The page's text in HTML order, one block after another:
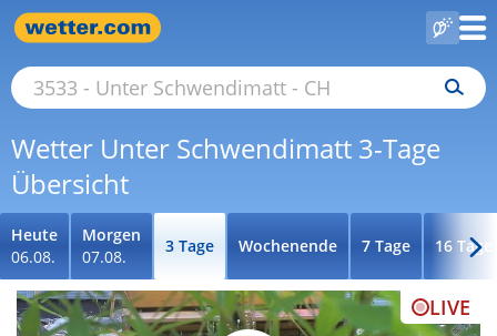
Wetter Unter Schwendimatt 3-Tage
Übersicht
Heute
06.08.
Morgen
07.08.
3 Tage Wochenende 7 Tage 16 Tage
LIVE